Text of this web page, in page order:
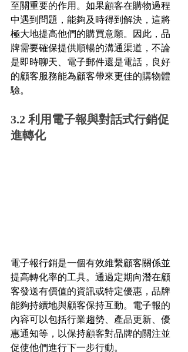
至關重要的作用。如果顧客在購物過程
中遇到問題，能夠及時得到解決，這將
極大地提高他們的購買意願。因此，品
牌需要確保提供順暢的溝通渠道，不論
是即時聊天、電子郵件還是電話，良好
的顧客服務能為顧客帶來更佳的購物體
驗。
3.2 利用電子報與對話式行銷促
進轉化
電子報行銷是一個有效維繫顧客關係並
提高轉化率的工具。通過定期向潛在顧
客發送有價值的資訊或特定優惠，品牌
能夠持續地與顧客保持互動。電子報的
內容可以包括行業趨勢、產品更新、優
惠通知等，以保持顧客對品牌的關注並
促使他們進行下一步行動。